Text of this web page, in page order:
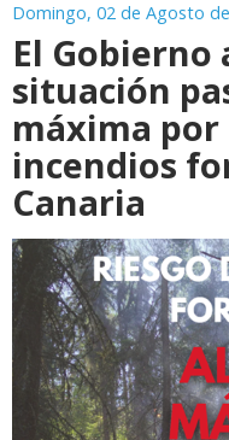
Domingo, 02 de Agosto
El Gobierno
situación
máxima por
incendios
Canaria